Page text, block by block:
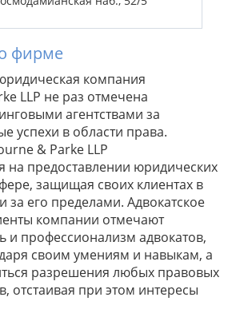
фирме
компания
LLP не раз отмечена
агентствами за
успехи в области права.
& Parke LLP
на предоставлении юридических
защищая своих клиентах в
за его пределами. Адвокатское
компании отмечают
и профессионализм адвокатов,
своим умениям и навыкам, а
разрешения любых правовых
отстаивая при этом интересы